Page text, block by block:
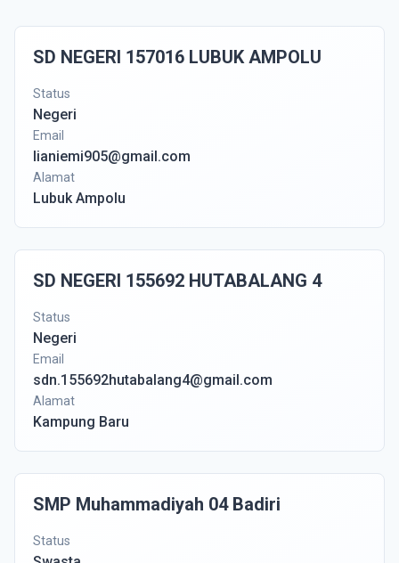
SD NEGERI 157016 LUBUK AMPOLU
Status
Negeri
Email
lianiemi905@gmail.com
Alamat
Lubuk Ampolu
SD NEGERI 155692 HUTABALANG 4
Status
Negeri
Email
sdn.155692hutabalang4@gmail.com
Alamat
Kampung Baru
SMP Muhammadiyah 04 Badiri
Status